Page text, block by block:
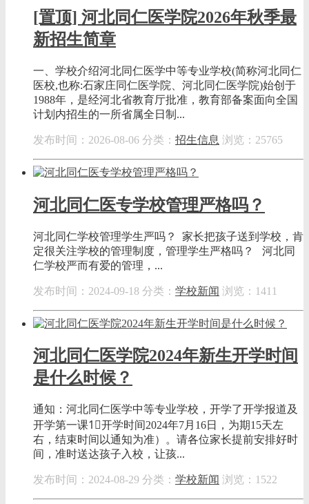
[置顶] 河北同仁医学院2026年秋季最
新招生简章
一、学校介绍河北同仁医学中等专业学校(简称河北同仁
医校,也称:石家庄同仁医学院、河北同仁医学院)始创于
1988年，是经河北省教育厅批准，教育部备案面向全国
计划内招生的一所省属全日制...
发布时间：2026-08-06 分类： 招生信息 浏览：25765
河北同仁医专学校管理严格吗？
河北同仁学校管理学生严吗？ 家长把孩子送到学校，肯
定很关注学校的管理制度，管理学生严格吗？ 河北同
仁学校严而有爱的管理，...
发布时间：2024-09-18 分类： 学校新闻 浏览：1411
河北同仁医学院2024年新生开学时间
是什么时候？
通知：河北同仁医学中等专业学校，开学了开学报道及
开学第一课1⃣开学时间2024年7月16日，为期15天左
右，结束时间以通知为准）。请各位家长提前安排好时
间，准时送达孩子入校，让孩...
发布时间：2024-08-29 分类： 学校新闻 浏览：1522